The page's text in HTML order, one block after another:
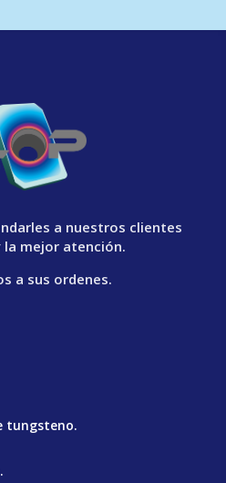
a nuestros clientes
mejor atención.
a sus ordenes.
tungsteno.